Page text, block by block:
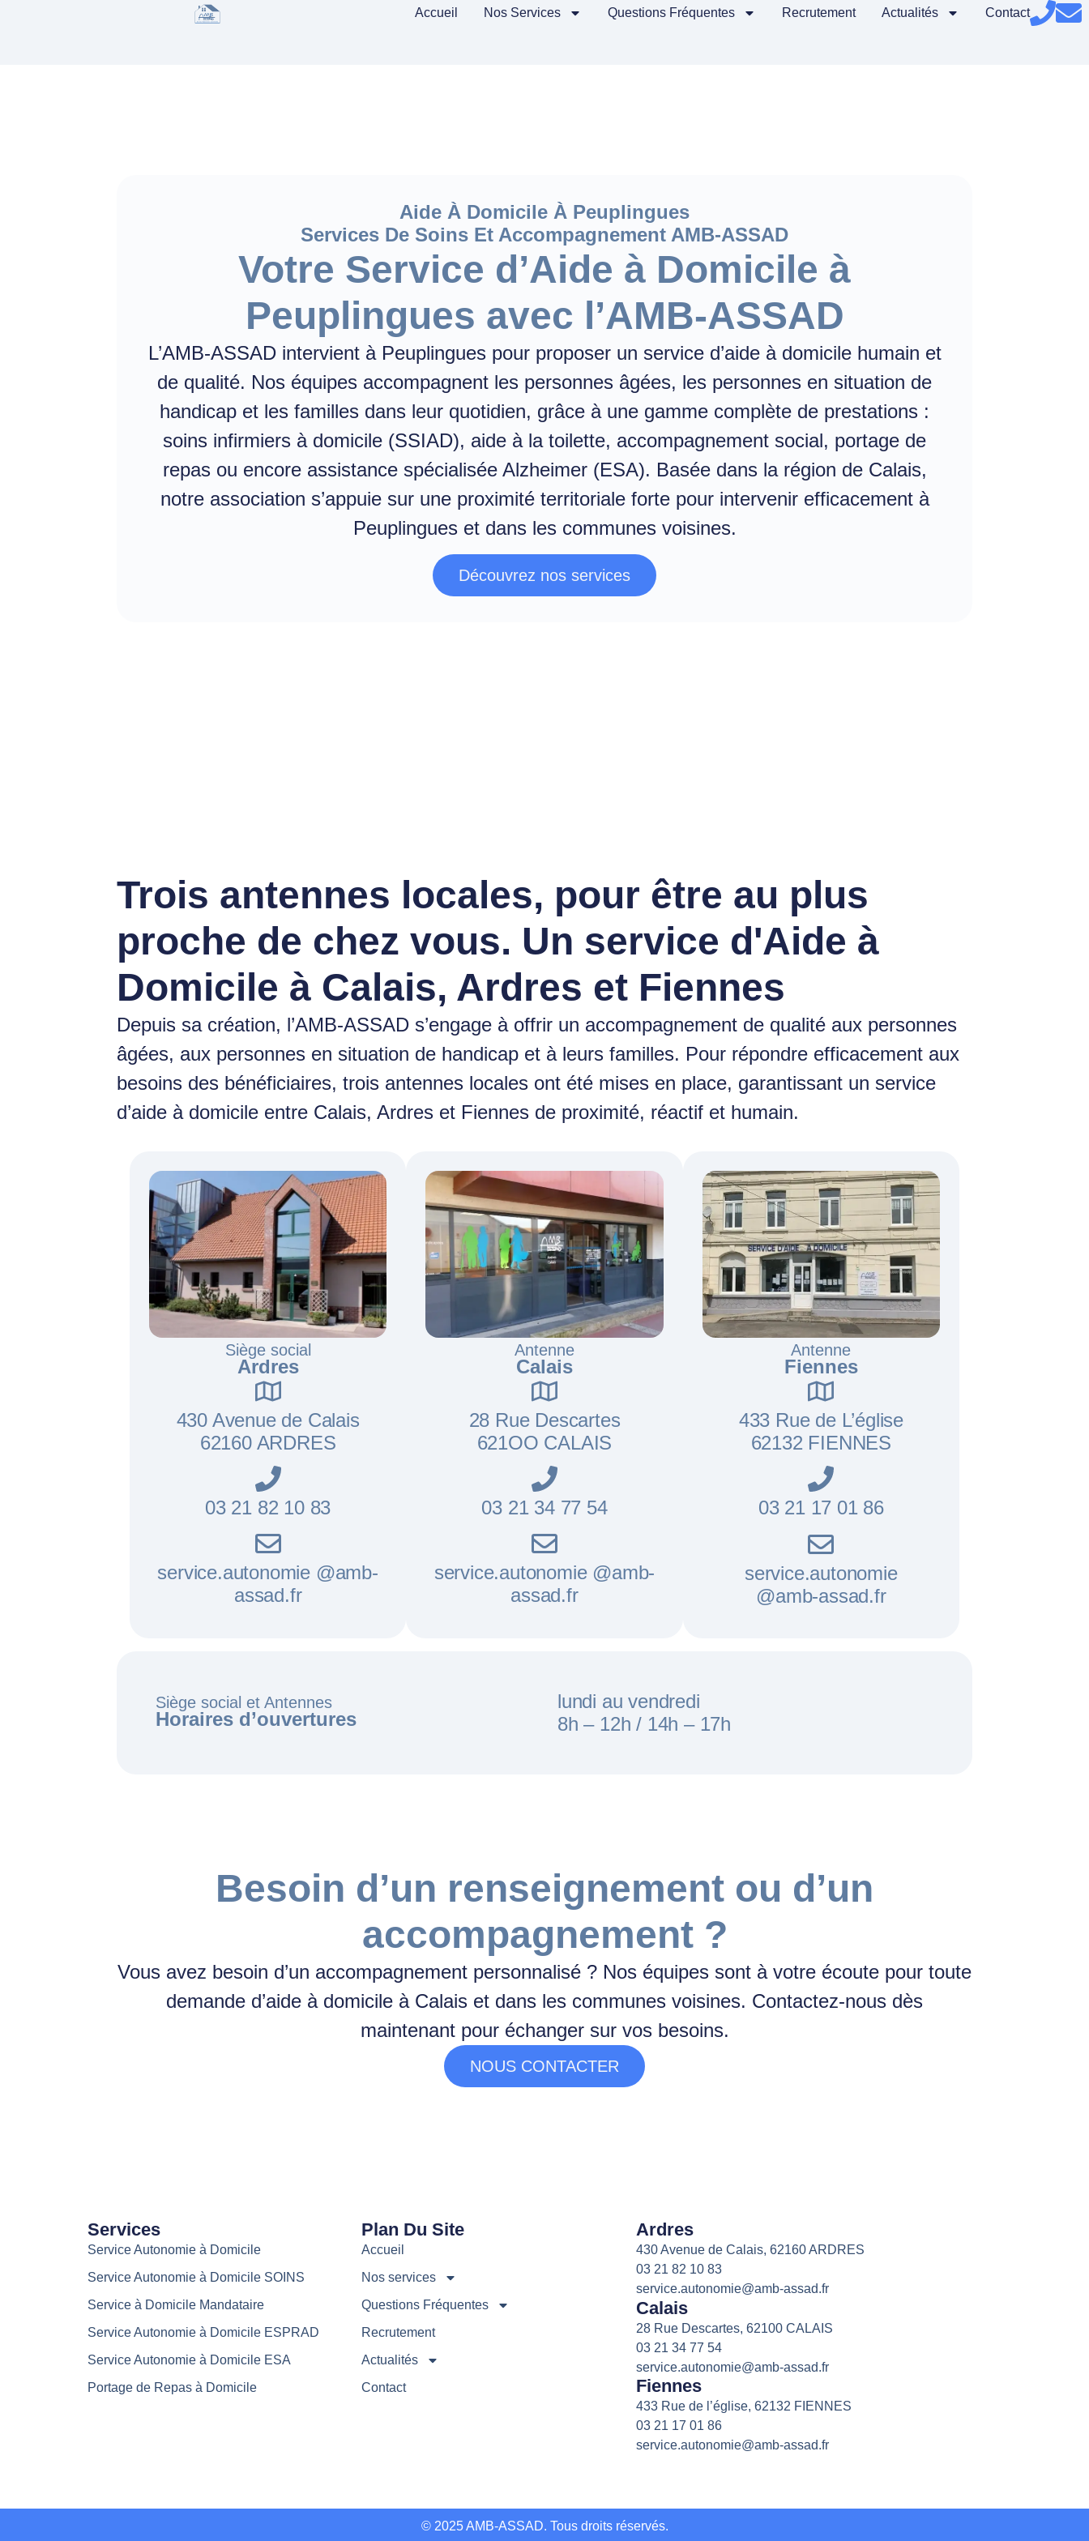
Accueil Nos Services Questions Fréquentes Recrutement Actualités Contact
Aide À Domicile À Peuplingues
Services De Soins Et Accompagnement AMB-ASSAD
Votre Service d’Aide à Domicile à
Peuplingues avec l’AMB-ASSAD
L’AMB-ASSAD intervient à Peuplingues pour proposer un service d’aide à domicile humain et
de qualité. Nos équipes accompagnent les personnes âgées, les personnes en situation de
handicap et les familles dans leur quotidien, grâce à une gamme complète de prestations :
soins infirmiers à domicile (SSIAD), aide à la toilette, accompagnement social, portage de
repas ou encore assistance spécialisée Alzheimer (ESA). Basée dans la région de Calais,
notre association s’appuie sur une proximité territoriale forte pour intervenir efficacement à
Peuplingues et dans les communes voisines.
Découvrez nos services
Trois antennes locales, pour être au plus
proche de chez vous. Un service d'Aide à
Domicile à Calais, Ardres et Fiennes
Depuis sa création, l’AMB-ASSAD s’engage à offrir un accompagnement de qualité aux personnes
âgées, aux personnes en situation de handicap et à leurs familles. Pour répondre efficacement aux
besoins des bénéficiaires, trois antennes locales ont été mises en place, garantissant un service
d’aide à domicile entre Calais, Ardres et Fiennes de proximité, réactif et humain.
Siège social
Ardres
430 Avenue de Calais
62160 ARDRES
03 21 82 10 83
service.autonomie @amb-
assad.fr
Antenne
Calais
28 Rue Descartes
621OO CALAIS
03 21 34 77 54
service.autonomie @amb-
assad.fr
Antenne
Fiennes
433 Rue de L’église
62132 FIENNES
03 21 17 01 86
service.autonomie
@amb-assad.fr
Siège social et Antennes
Horaires d’ouvertures
lundi au vendredi
8h – 12h / 14h – 17h
Besoin d’un renseignement ou d’un
accompagnement ?
Vous avez besoin d’un accompagnement personnalisé ? Nos équipes sont à votre écoute pour toute
demande d’aide à domicile à Calais et dans les communes voisines. Contactez-nous dès
maintenant pour échanger sur vos besoins.
NOUS CONTACTER
Services
Service Autonomie à Domicile
Service Autonomie à Domicile SOINS
Service à Domicile Mandataire
Service Autonomie à Domicile ESPRAD
Service Autonomie à Domicile ESA
Portage de Repas à Domicile
Plan Du Site
Accueil
Nos services
Questions Fréquentes
Recrutement
Actualités
Contact
Ardres
430 Avenue de Calais, 62160 ARDRES
03 21 82 10 83
service.autonomie@amb-assad.fr
Calais
28 Rue Descartes, 62100 CALAIS
03 21 34 77 54
service.autonomie@amb-assad.fr
Fiennes
433 Rue de l’église, 62132 FIENNES
03 21 17 01 86
service.autonomie@amb-assad.fr
© 2025 AMB-ASSAD. Tous droits réservés.